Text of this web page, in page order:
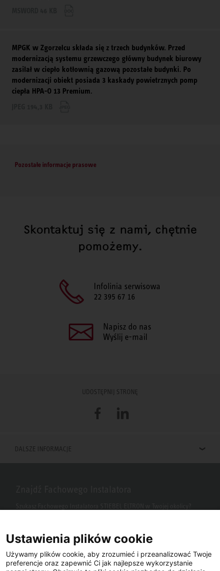
MPGK w Zgorzelcu składa się z trzech budynków. Przed
modernizacją systemu grzewczego główny budynek biurowy
zasilał w ciepło kotłownią gazową pozostałe budynki. Po
modernizacji obiekt posiada 3 kaskady powietrznych pomp
ciepła HPA-O 13 Premium.
Pozostałe informacje prasowe
Skontaktuj się z nami, chętnie
pomożemy.
Infolinia serwisowa
22 395 67 16
Napisz do nas
Wyślij e-mail
UDOSTĘPNIJ STRONĘ
FacebookLinkedIn
DALSZE INFORMACJE
Ustawienia plików cookie
Używamy plików cookie, aby zrozumieć i przeanalizować Twoje
preferencje oraz zapewnić Ci jak najlepsze wykorzystanie